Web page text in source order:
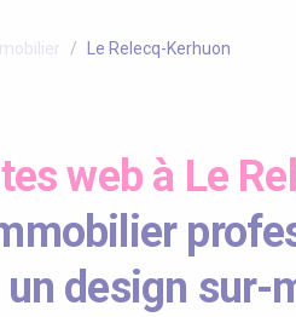
Le Relecq-Kerhuon
web à Le
un design sur-